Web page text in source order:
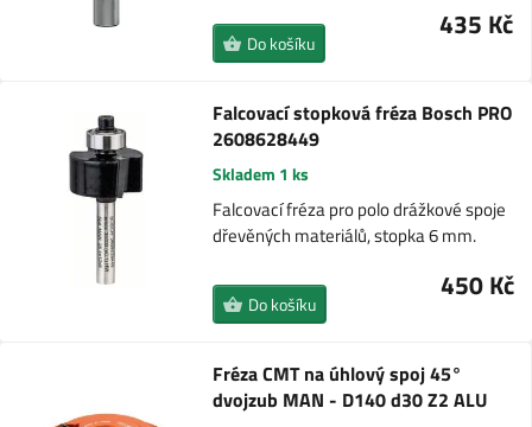
435 Kč
Do košíku
Falcovací stopková fréza Bosch PRO
2608628449
Skladem 1 ks
Falcovací fréza pro polo drážkové spoje
dřevěných materiálů, stopka 6 mm.
450 Kč
Do košíku
Fréza CMT na úhlový spoj 45°
dvojzub MAN - D140 d30 Z2 ALU